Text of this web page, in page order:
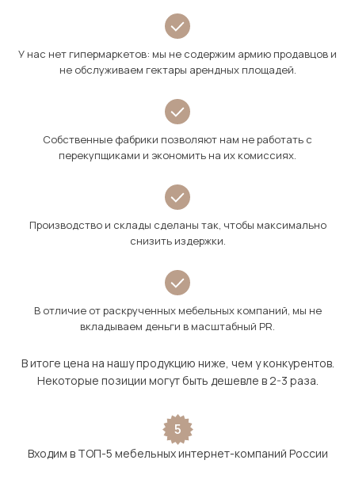
У нас нет гипермаркетов: мы не содержим армию продавцов и
не обслуживаем гектары арендных площадей.
Собственные фабрики позволяют нам не работать с
перекупщиками и экономить на их комиссиях.
Производство и склады сделаны так, чтобы максимально
снизить издержки.
В отличие от раскрученных мебельных компаний, мы не
вкладываем деньги в масштабный PR.
В итоге цена на нашу продукцию ниже, чем у конкурентов.
Некоторые позиции могут быть дешевле в 2-3 раза.
5
Входим в ТОП-5 мебельных интернет-компаний России